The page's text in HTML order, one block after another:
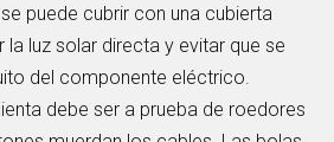
puede cubrir con una cubierta
luz solar directa y evitar que se
del componente eléctrico.
debe ser a prueba de roedores